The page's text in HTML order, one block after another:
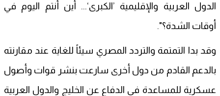
الدول العربية والإقليمية ’الكبرى‘... أين أنتم اليوم في
أوقات الشدة؟".
وقد بدا التمتمة والتردد المصري سيئاً للغاية عند مقارنته
بالدعم القادم من دول أخرى سارعت بنشر قوات وأصول
عسكرية للمساعدة في الدفاع عن الخليج والدول العربية